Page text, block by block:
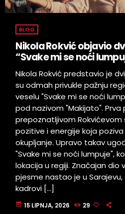
BLOG
Nikola Rokvić objavio
“Svake mi se noći
Nikola Rokvić predstavio je
su odmah privukle pažnju
veselu "Svake mi se noći
pod nazivom "Makijato".
prepoznatljivom
pozitive i energije koja
okupljanje. Upravo takav
"Svake mi se noći lumpuje",
lokacija u regiji. Značajan
pjesme nastao je u
kadrovi […]
today 15 LIPNJA, 2026 29